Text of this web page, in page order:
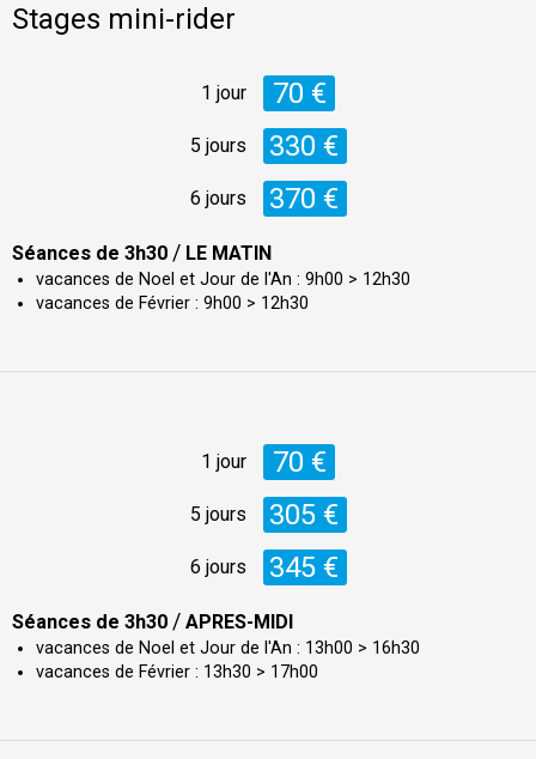
Stages mini-rider
1 jour 70 €
5 jours 330 €
6 jours 370 €
Séances de 3h30 / LE MATIN
vacances de Noel et Jour de l'An : 9h00 > 12h30
vacances de Février : 9h00 > 12h30
1 jour 70 €
5 jours 305 €
6 jours 345 €
Séances de 3h30 / APRES-MIDI
vacances de Noel et Jour de l'An : 13h00 > 16h30
vacances de Février : 13h30 > 17h00